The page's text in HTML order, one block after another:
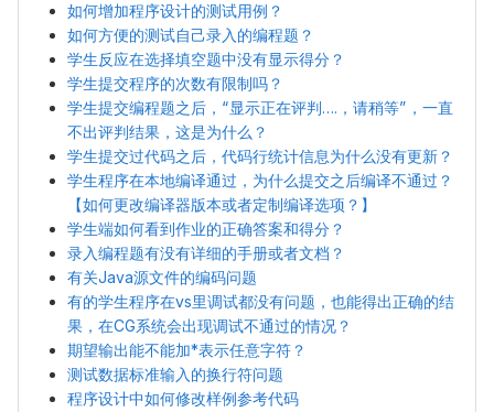
如何增加程序设计的测试用例？
如何方便的测试自己录入的编程题？
学生反应在选择填空题中没有显示得分？
学生提交程序的次数有限制吗？
学生提交编程题之后，“显示正在评判….，请稍等”，一直
不出评判结果，这是为什么？
学生提交过代码之后，代码行统计信息为什么没有更新？
学生程序在本地编译通过，为什么提交之后编译不通过？
【如何更改编译器版本或者定制编译选项？】
学生端如何看到作业的正确答案和得分？
录入编程题有没有详细的手册或者文档？
有关Java源文件的编码问题
有的学生程序在vs里调试都没有问题，也能得出正确的结
果，在CG系统会出现调试不通过的情况？
期望输出能不能加*表示任意字符？
测试数据标准输入的换行符问题
程序设计中如何修改样例参考代码